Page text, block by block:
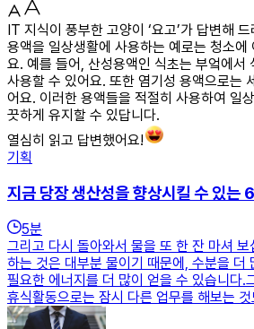
IT 지식이 풍부한 고양이 ‘요고’가 답변해
용액을 일상생활에 사용하는 예로는 청소에
요. 예를 들어, 산성용액인 식초는 부엌에서
사용할 수 있어요. 또한 염기성 용액으로는
어요. 이러한 용액들을 적절히 사용하여 일
끗하게 유지할 수 있답니다.
열심히 읽고 답변했어요!
기획
지금 당장 생산성을 향상시킬 수 있는
5분
그리고 다시 돌아와서 물을 또 한 잔 마셔
하는 것은 대부분 물이기 때문에, 수분을 더
필요한 에너지를 더 많이 얻을 수 있습니다.
휴식활동으로는 잠시 다른 업무를 해보는